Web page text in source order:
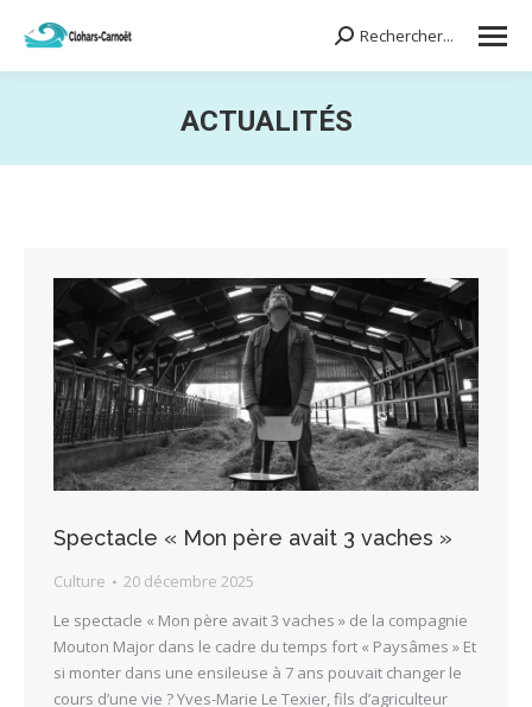
Search:Rechercher...
ACTUALITÉS
Spectacle « Mon père avait 3 vaches »
Culture
20 décembre 2025
Le spectacle « Mon père avait 3 vaches » de la compagnie
Mouton Major dans le cadre du temps fort « Paysâmes » Et
si monter dans une ensileuse à 7 ans pouvait changer le
cours d’une vie ? Yves-Marie Le Texier, fils d’agriculteur